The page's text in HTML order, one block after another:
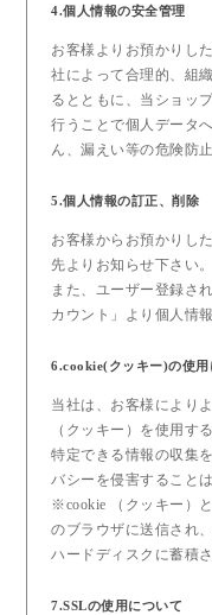
4.個人情報の安全管理
お客様よりお預かりし
社によって合理的、組
るとともに、当ショッ
行うことで個人データ
ん、漏えい等の危険防
5.個人情報の訂正、削除
お客様からお預かりし
先よりお知らせ下さい。
また、ユーザー登録さ
カウント」より個人情
6.cookie(クッキー)の使用
当社は、お客様により
（クッキー）を使用す
特定できる情報の収集
バシーを侵害すること
※cookie （クッキー）
のブラウザに送信され
ハードディスクに蓄積
7.SSLの使用について